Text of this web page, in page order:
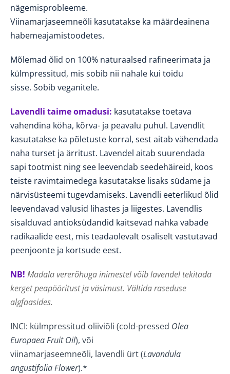
nägemisprobleeme.
Viinamarjaseemneõli kasutatakse ka määrdeainena
habemeajamistoodetes.
Mõlemad õlid on 100% naturaalsed rafineerimata ja
külmpressitud, mis sobib nii nahale kui toidu
sisse. Sobib veganitele.
Lavendli taime omadusi: kasutatakse toetava
vahendina köha, kõrva- ja peavalu puhul. Lavendlit
kasutatakse ka põletuste korral, sest aitab vähendada
naha turset ja ärritust. Lavendel aitab suurendada
sapi tootmist ning see leevendab seedehäireid, koos
teiste ravimtaimedega kasutatakse lisaks südame ja
närvisüsteemi tugevdamiseks. Lavendli eeterlikud õlid
leevendavad valusid lihastes ja liigestes. Lavendlis
sisalduvad antioksüdandid kaitsevad nahka vabade
radikaalide eest, mis teadaolevalt osaliselt vastutavad
peenjoonte ja kortsude eest.
NB! Madala vererõhuga inimestel võib lavendel tekitada
kerget peapööritust ja väsimust. Vältida raseduse
algfaasides.
INCI: külmpressitud oliiviõli (cold-pressed Olea
Europaea Fruit Oil), või
viinamarjaseemneõli, lavendli ürt (Lavandula
angustifoliaFlower).*